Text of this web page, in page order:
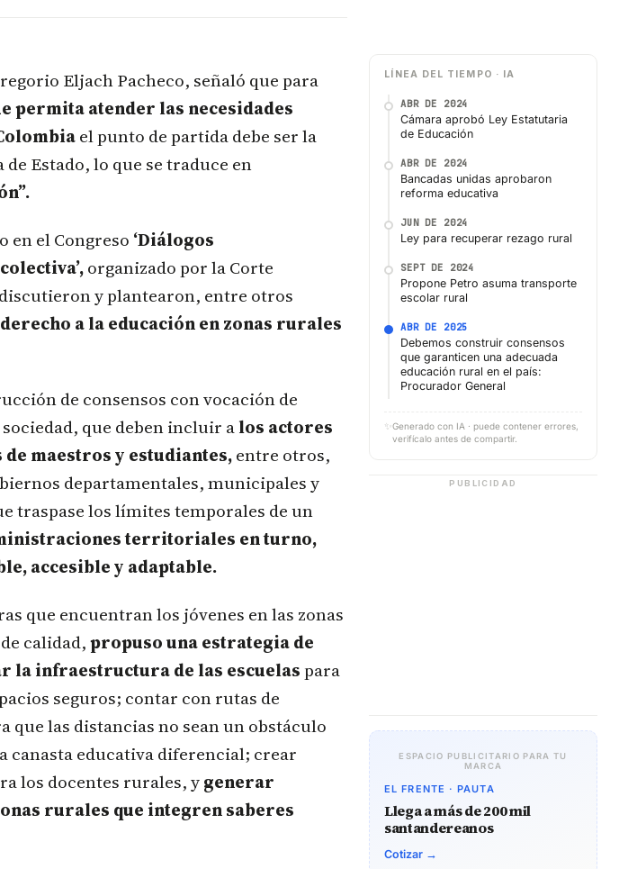
Eljach Pacheco, señaló que para
permita atender las necesidades
el punto de partida debe ser la
Estado, lo que se traduce en
en el Congreso ‘Diálogos
organizado por la Corte
y plantearon, entre otros
a la educación en zonas rurales
de consensos con vocación de
que deben incluir alos actores
maestros y estudiantes,entre otros,
departamentales, municipales y
traspase los límites temporales de un
territoriales en turno,
accesible y adaptable.
que encuentran los jóvenes en las zonas
calidad,propuso una estrategia de
la infraestructura de las escuelaspara
seguros; contar con rutas de
las distancias no sean un obstáculo
canasta educativa diferencial; crear
los docentes rurales, ygenerar
rurales que integren saberes
LÍNEA DEL TIEMPO · IA
ABR DE 2024
Cámara aprobó Ley Estatutaria
de Educación
ABR DE 2024
Bancadas unidas aprobaron
reforma educativa
JUN DE 2024
Ley para recuperar rezago rural
SEPT DE 2024
Propone Petro asuma transporte
escolar rural
ABR DE 2025
Debemos construir consensos
que garanticen una adecuada
educación rural en el país:
Procurador General
✨ Generado con IA · puede contener errores,
verifícalo antes de compartir.
PUBLICIDAD
ESPACIO PUBLICITARIO PARA TU
MARCA
EL FRENTE · PAUTA
Llega a más de 200 mil
santandereanos
Cotizar →